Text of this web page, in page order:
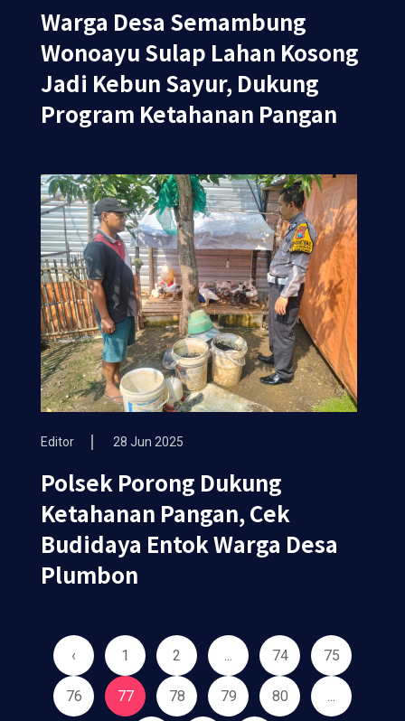
Warga Desa Semambung
Wonoayu Sulap Lahan Kosong
Jadi Kebun Sayur, Dukung
Program Ketahanan Pangan
Editor 28 Jun 2025
Polsek Porong Dukung
Ketahanan Pangan, Cek
Budidaya Entok Warga Desa
Plumbon
‹ 1 2 ... 74 75
76 77 78 79 80 ...